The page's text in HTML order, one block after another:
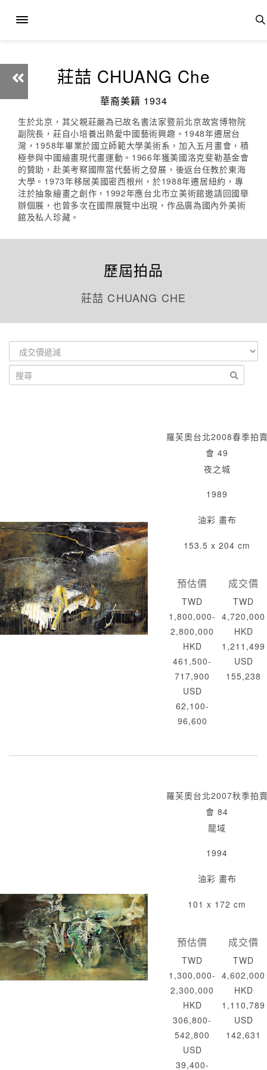
莊喆 CHUANG Che
華裔美籍 1934
生於北京，其父親莊嚴為已故名書法家暨前北京故宮博物院
副院長，莊自小培養出熱愛中國藝術興趣。1948年遷居台
灣，1958年畢業於國立師範大學美術系，加入五月畫會，積
極參與中國繪畫現代畫運動。1966年獲美國洛克斐勒基金會
的贊助，赴美考察國際當代藝術之發展，後返台任教於東海
大學。1973年移居美國密西根州，於1988年遷居紐約，專
注於抽象繪畫之創作，1992年應台北市立美術館邀請回國舉
辦個展，也曾多次在國際展覽中出現，作品廣為國內外美術
館及私人珍藏。
歷屆拍品
莊喆 CHUANG CHE
羅芙奧台北2008春季拍
會 49
夜之城
1989
油彩 畫布
153.5 x 204 cm
預估價
TWD
1,800,000-
2,800,000
HKD
461,500-
717,900
USD
62,100-
96,600
成交價
TWD
4,720,000
HKD
1,211,499
USD
155,238
羅芙奧台北2007秋季拍
會 84
龍域
1994
油彩 畫布
101 x 172 cm
預估價
TWD
1,300,000-
2,300,000
HKD
306,800-
542,800
USD
39,400-
成交價
TWD
4,602,000
HKD
1,110,789
USD
142,631